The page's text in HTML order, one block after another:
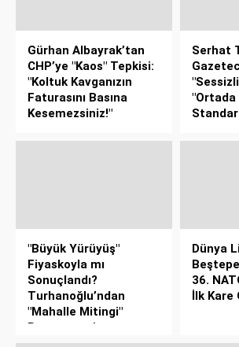
Gürhan Albayrak’tan
CHP’ye "Kaos" Tepkisi:
"Koltuk Kavganızın
Faturasını Basına
Kesemezsiniz!"
Serhat
"Ortada
"Büyük Yürüyüş"
Fiyaskoyla mı
Sonuçlandı?
Turhanoğlu’ndan
"Mahalle Mitingi"
Benzetmesi
Dünya
36.
İlk Kare